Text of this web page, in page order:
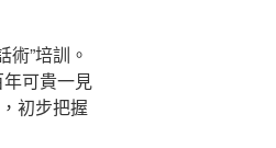
”培訓。
年可貴一見
初步把握